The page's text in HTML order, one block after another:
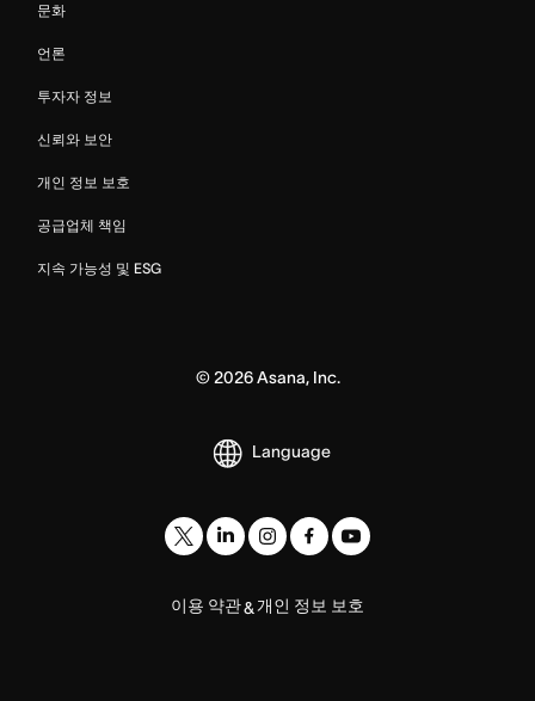
문화
언론
투자자 정보
신뢰와 보안
개인 정보 보호
공급업체 책임
지속 가능성 및 ESG
© 2026Asana, Inc.
Language
이용 약관& 개인 정보 보호